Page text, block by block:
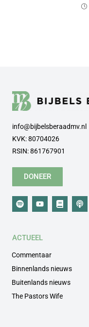
info@bijbelsberaadmv.nl
KVK: 80704026
RSIN: 861767901
DONEER
ACTUEEL
Commentaar
Binnenlands nieuws
Buitenlands nieuws
The Pastors Wife